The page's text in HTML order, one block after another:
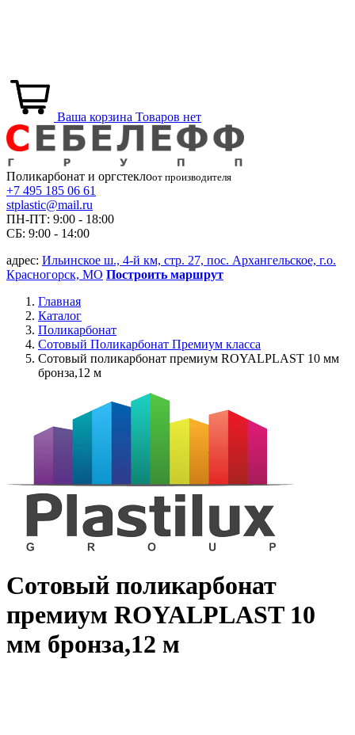
Ваша корзина Товаров нет
Поликарбонат и оргстеклоот производителя
+7 495 185 06 61
stplastic@mail.ru
ПН-ПТ: 9:00 - 18:00
СБ: 9:00 - 14:00
адрес: Ильинское ш., 4-й км, стр. 27, пос. Архангельское, г.о.
Красногорск, МО Построить маршрут
Главная
Каталог
Поликарбонат
Сотовый Поликарбонат Премиум класса
Сотовый поликарбонат премиум ROYALPLAST 10 мм
бронза,12 м
Сотовый поликарбонат
премиум ROYALPLAST 10
мм бронза,12 м